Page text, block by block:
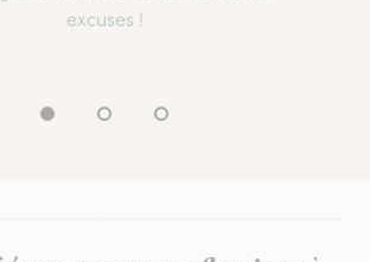
excuses !